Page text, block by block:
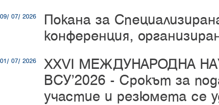
09/ 07/ 2026
Покана за
конференция,
01/ 07/ 2026
XXVI МЕЖДУНАРОДНА
ВСУ’2026 - Срокът за
участие и резюмета се